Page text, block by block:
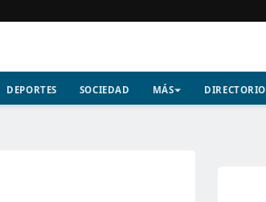
DEPORTES SOCIEDAD MÁS DIRECTORIO